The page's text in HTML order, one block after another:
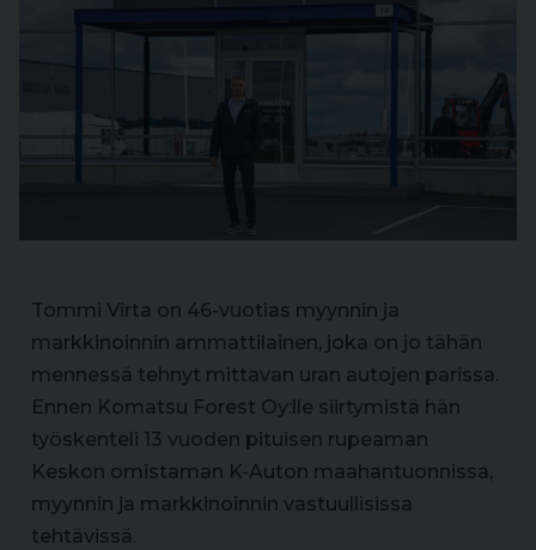
Tommi Virta on 46-vuotias myynnin ja
markkinoinnin ammattilainen, joka on jo tähän
mennessä tehnyt mittavan uran autojen parissa.
Ennen Komatsu Forest Oy:lle siirtymistä hän
työskenteli 13 vuoden pituisen rupeaman
Keskon omistaman K-Auton maahantuonnissa,
myynnin ja markkinoinnin vastuullisissa
tehtävissä.